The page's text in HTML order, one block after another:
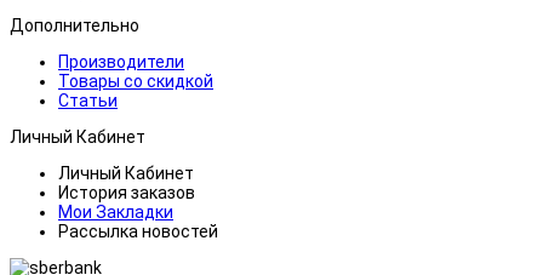
Дополнительно
Производители
Товары со скидкой
Статьи
Личный Кабинет
Личный Кабинет
История заказов
Мои Закладки
Рассылка новостей